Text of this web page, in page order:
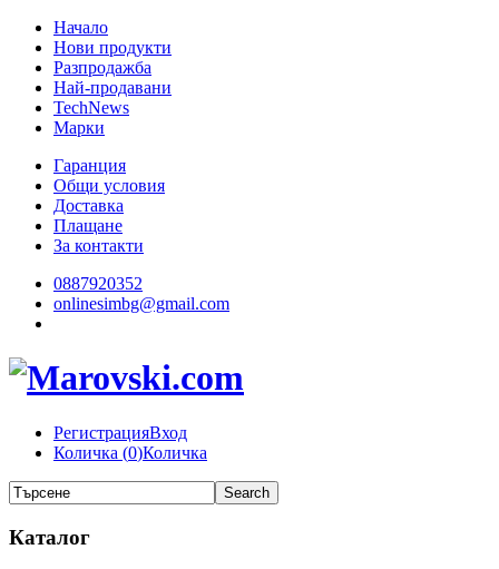
Начало
Нови продукти
Разпродажба
Най-продавани
TechNews
Марки
Гаранция
Общи условия
Доставка
Плащане
За контакти
0887920352
onlinesimbg@gmail.com
РегистрацияВход
Количка (0)Количка
Каталог